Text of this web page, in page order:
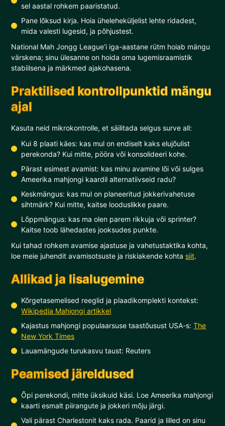
sel aastal rohkem paaristatud.
Pane lõksud kirja. Hoia üheleheküljelist lehte ridadest,
mida valesti lugesid, ja põhjustest.
National Mah Jongg League’i iga-aastane rütm hoiab mängu
värskena; sinu ülesanne on hoida oma lugemisraamistik
stabiilsena ja märkmed ajakohasena.
Praktilised kontrollpunktid mängu
ajal
Kasuta neid mikrokontrolle, et säilitada selgus surve all:
Kui 8 plaati käes: kas mul on endiselt kaks elujõulist
perekonda? Kui mitte, pööra või konsolideeri kohe.
Pärast esimest avamist: kas minu avamine lõi või sulges
Ameerika mahjongi kaardil alternatiivseid radu?
Keskmängus: kas mul on planeeritud jokkerivahetuse
sihtmärk? Kui mitte, kaitse looduslikke paare.
Lõppmängus: kas ma olen parem rikkuja või sprinter?
Kaitse toob lähedastes jooksudes punkte.
Kui tahad rohkem avamise ajastuse ja vahetustaktika kohta,
loe meie juhendit avamisotsuste ja riskiakende kohta siit.
Allikad ja lisalugemine
Kõrgetasemelised reeglid ja plaadikomplekti kontekst:
Wikipedia Mahjongi artikkel
Kajastus mahjongi populaarsuse taastõusust USA-s:The
New York Times
Lauamängude turukasvu taust: Reuters
Peamised järeldused
Õpi perekondi, mitte üksikuid käsi. Loe Ameerika mahjongi
kaarti esmalt piirangute ja jokkeri mõju järgi.
Vali pärast Charlestonit kaks rada. Paarid ja lilled on sinu